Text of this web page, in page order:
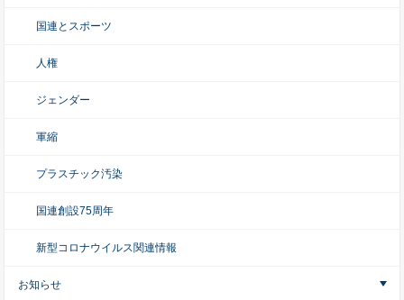
国連とスポーツ
人権
ジェンダー
軍縮
プラスチック汚染
国連創設75周年
新型コロナウイルス関連情報
お知らせ